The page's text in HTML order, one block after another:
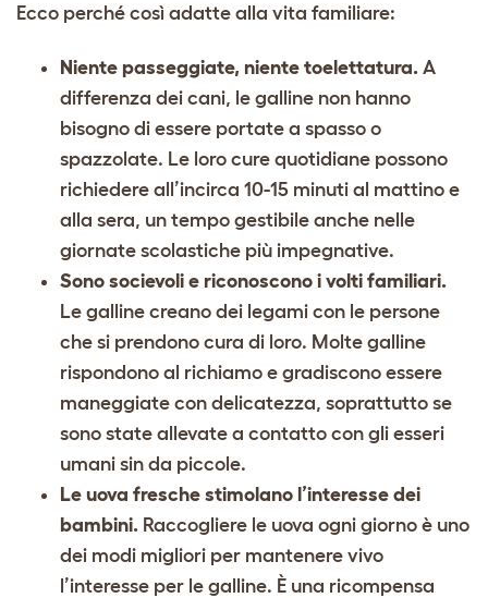
Ecco perché così adatte alla vita familiare:
Niente passeggiate, niente toelettatura. A
differenza dei cani, le galline non hanno
bisogno di essere portate a spasso o
spazzolate. Le loro cure quotidiane possono
richiedere all’incirca 10-15 minuti al mattino e
alla sera, un tempo gestibile anche nelle
giornate scolastiche più impegnative.
Sono socievoli e riconoscono i volti familiari.
Le galline creano dei legami con le persone
che si prendono cura di loro. Molte galline
rispondono al richiamo e gradiscono essere
maneggiate con delicatezza, soprattutto se
sono state allevate a contatto con gli esseri
umani sin da piccole.
Le uova fresche stimolano l’interesse dei
bambini. Raccogliere le uova ogni giorno è uno
dei modi migliori per mantenere vivo
l’interesse per le galline. È una ricompensa